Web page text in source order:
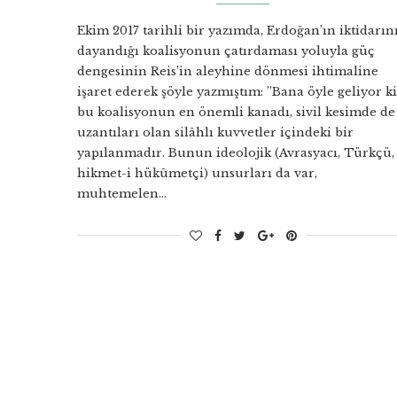
Ekim 2017 tarihli bir yazımda, Erdoğan’ın
dayandığı koalisyonun çatırdaması yoluyla güç
dengesinin Reis’in aleyhine dönmesi ihtimaline
işaret ederek şöyle yazmıştım: ”Bana öyle geliyor
bu koalisyonun en önemli kanadı, sivil kesimde de
uzantıları olan silâhlı kuvvetler içindeki bir
yapılanmadır. Bunun ideolojik (Avrasyacı, Türkçü,
hikmet-i hükûmetçi) unsurları da var,
muhtemelen…